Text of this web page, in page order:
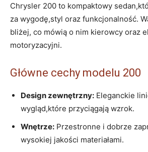
Chrysler 200 to kompaktowy
za wygodę,styl oraz funkcjonalność.
bliżej, co mówią o nim kierowcy oraz
motoryzacyjni.
Główne cechy modelu 200
Design zewnętrzny: Eleganckie
wygląd,które przyciągają wzrok.
Wnętrze: Przestronne i dobrze
wysokiej jakości materiałami.